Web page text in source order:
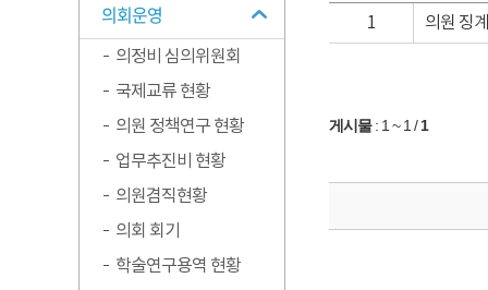
의회운영
의정비 심의위원회
국제교류 현황
의원 정책연구 현황
업무추진비 현황
의원겸직현황
의회 회기
학술연구용역 현황
1 의원 징
게시물: 1 ~ 1 /1